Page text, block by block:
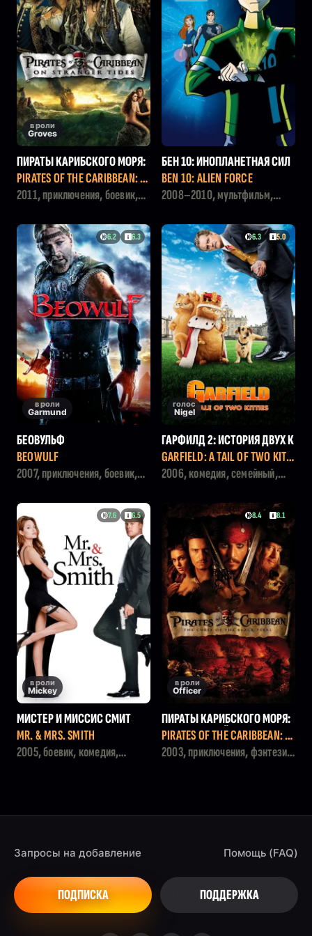
в роли
Groves
ПИРАТЫ КАРИБСКОГО МОРЯ:
НА СТРАННЫХ БЕРЕГАХ
PIRATES OF THE CARIBBEAN: O
N STRANGER TIDES
2011, приключения, боевик,
БЕН 10: ИНОПЛАНЕТНАЯ СИЛ
А
BEN 10: ALIEN FORCE
2008–2010, мультфильм,
6.2 6.3
в роли
Garmund
БЕОВУЛЬФ
BEOWULF
2007, приключения, боевик,
6.3 5.0
голос
Nigel
ГАРФИЛД 2: ИСТОРИЯ ДВУХ К
ОШЕЧЕК
GARFIELD: A TAIL OF TWO KITTI
ES
2006, комедия, семейный,
7.6 6.5
в роли
Mickey
МИСТЕР И МИССИС СМИТ
MR. & MRS. SMITH
2005, боевик, комедия,
8.4 8.1
в роли
Officer
ПИРАТЫ КАРИБСКОГО МОРЯ:
ПРОКЛЯТИЕ ЧЁРНОЙ ЖЕМЧУ
ЖИНЫ
PIRATES OF THE CARIBBEAN: T
HE CURSE OF THE BLACK PEAR
2003, приключения, фэнтези,
Запросы на добавление
ПОДПИСКА
Помощь (FAQ)
ПОДДЕРЖКА